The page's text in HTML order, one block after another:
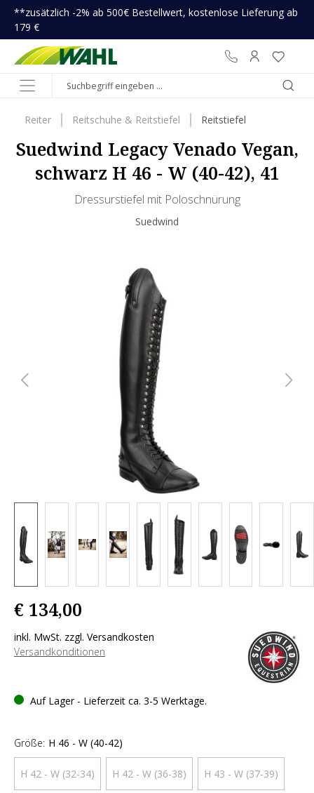
springen
**zusätzlich -2% ab 500€ Bestellwert, kostenlose Lieferung ab
179 €
Reiter Reitschuhe & Reitstiefel Reitstiefel
Suedwind Legacy Venado Vegan,
schwarz H 46 - W (40-42), 41
Dressurstiefel mit Poloschnürung
Suedwind
€ 134,00
inkl. MwSt. zzgl. Versandkosten
Versandkonditionen
Auf Lager - Lieferzeit ca. 3-5 Werktage.
Größe: H 46 - W (40-42)
H 42 - W (32-34) H 42 - W (36-38) H 43 - W (37-39)